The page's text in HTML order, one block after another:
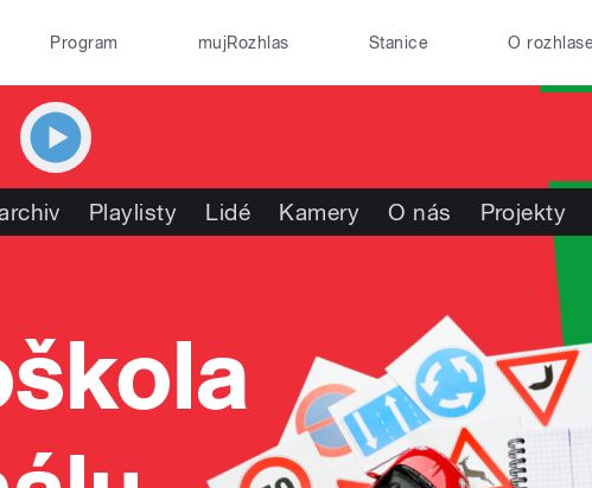
Program mujRozhlas Stanice O
Playlisty Lidé Kamery O nás Projekty